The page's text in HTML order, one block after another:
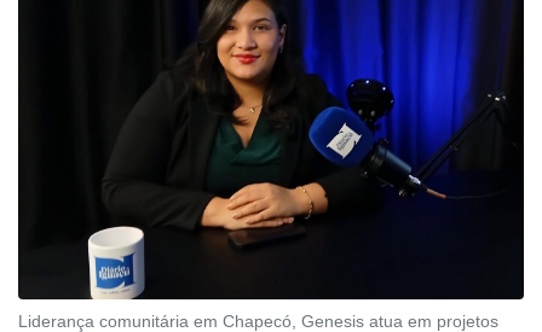
Liderança comunitária em Chapecó, Genesis atua em projetos